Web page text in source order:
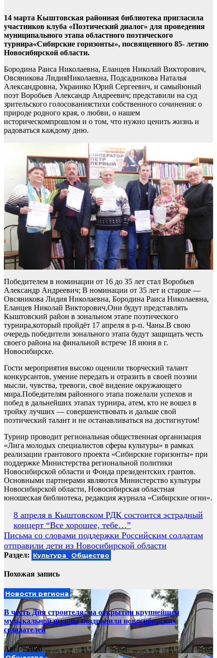
14 марта Кыштовская районная библиотека пригласила
участников клуба «Поэтический диалог» для проведения
муниципального этапа областного поэтического
турнира«Сибирские горизонты», посвященного 85- летию
Новосибирской области.
Бородина Раиса Николаевна, Еланцев Николай Викторович,
Овсяникова ЛидияНиколаевна, Подсадникова Наталья
Александровна, Украинко Юрий Сергеевич, и самыйюный
поэт Воробьев Александр Андреевич; представили на суд
зрительского голосованиястихи собственного сочинения: о
природе родного края, о любви, о нашем
историческомпрошлом и о том, что нужно ценить жизнь и
радоваться каждому дню.
Победителем в номинации от 16 до 35 лет стал Воробьев
Александр Андреевич; В номинации от 35 лет и старше —
Овсяникова Лидия Николаевна, Бородина Раиса Николаевна,
Еланцев Николай Викторович,Они будут представлять
Кыштовский район в зональном этапе поэтического
турнира,который пройдёт 17 апреля в р-п. Чаны.В свою
очередь победители зонального этапа будут защищать честь
своего района на финальной встрече 18 июня в г.
Новосибирске.
Гости мероприятия высоко оценили творческий талант
конкурсантов, умение передать и отразить в своей поэзии
мысли, чувства, тревоги, своё видение окружающего
мира.Победителям районного этапа пожелали успехов и
побед в дальнейших этапах турнира, атем, кто не вошел в
тройку лучших — совершенствовать и дальше свой
поэтический талант и не останавливаться на достигнутом!
Турнир проводит региональная общественная организация
«Лига молодых специалистов сферы культуры» в рамках
реализации грантового проекта «Сибирские горизонты» при
поддержке Министерства региональной политики
Новосибирской области и Фонда президентских грантов.
Основными партнерами являются Министерство культуры
Новосибирской области, Новосибирская областная
юношеская библиотека, редакция журнала «Сибирские огни».
Навигация
по
записям
8 апреля в Кыштовском РДК состоится эстрадный
концерт “Все хорошее, тебе…”
Письма со словами поддержки Российским солдатам
отправили дети из Новосибирской области
Раздел: Культура Общество
Похожая запись
Новости региона
В честь Дня строителя: на открытии крупнейшей
музыкальной школы поздравили новосибирских
созидателей
Авг 7, 2026